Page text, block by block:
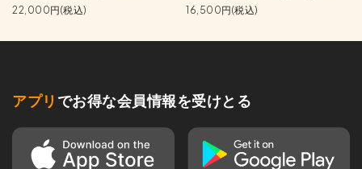
22,000円(税込)
16,500円(税込)
アプリ でお得な会員情報を受けとる